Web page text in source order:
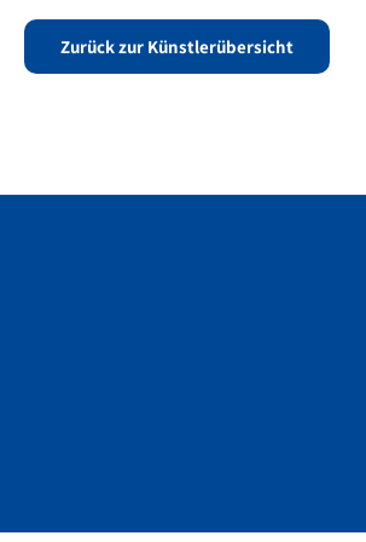
Zurück zur Künstlerübersicht